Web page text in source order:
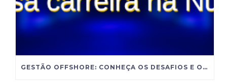
GESTÃO OFFSHORE: CONHEÇA OS DESAFIOS E OPORTUNIDADES DESSA CARREIRA NA NUTRIÇÃO